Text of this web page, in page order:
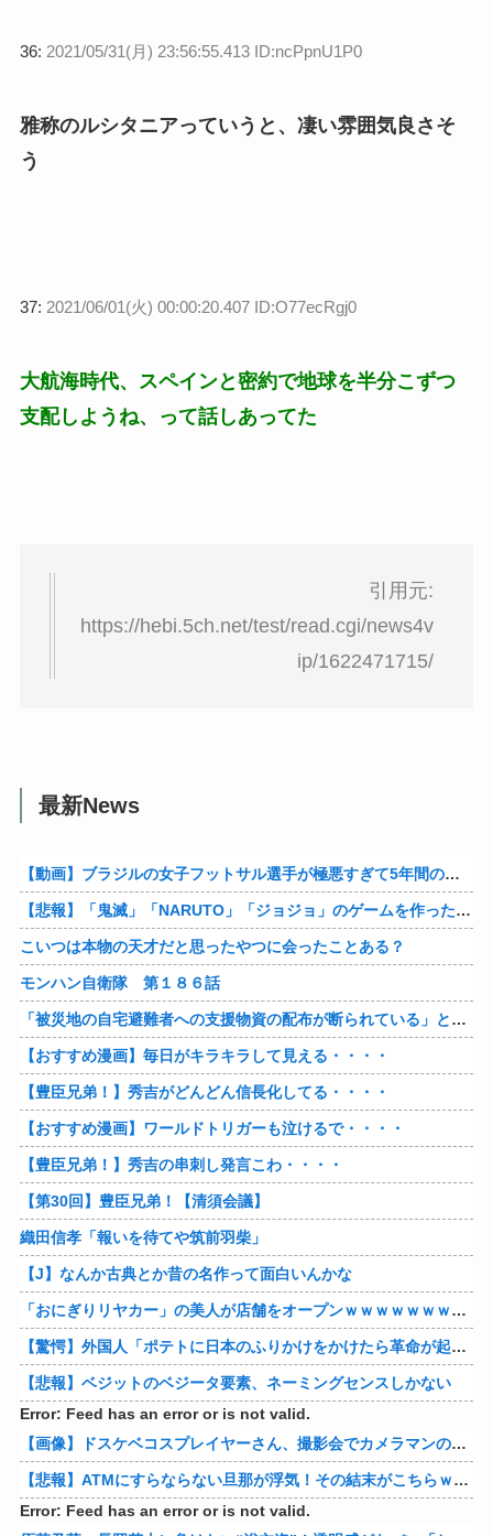
36: 2021/05/31(月) 23:56:55.413 ID:ncPpnU1P0
雅称のルシタニアっていうと、凄い雰囲気良さそ
う
37: 2021/06/01(火) 00:00:20.407 ID:O77ecRgj0
大航海時代、スペインと密約で地球を半分こずつ
支配しようね、って話しあってた
引用元:
https://hebi.5ch.net/test/read.cgi/news4v
ip/1622471715/
最新News
【動画】ブラジルの女子フットサル選手が極悪すぎて5年間の出場停止処分に。
【悲報】「鬼滅」「NARUTO」「ジョジョ」のゲームを作った会社の取締役、ジャンプ垢にブロックされてしまうｗｗｗｗ
こいつは本物の天才だと思ったやつに会ったことある？
モンハン自衛隊 第１８６話
「被災地の自宅避難者への支援物資の配布が断られている」とあっち系が猛批判、『至れり尽くせり』の実態はこれだ！と訴えており……
【おすすめ漫画】毎日がキラキラして見える・・・・
【豊臣兄弟！】秀吉がどんどん信長化してる・・・・
【おすすめ漫画】ワールドトリガーも泣けるで・・・・
【豊臣兄弟！】秀吉の串刺し発言こわ・・・・
【第30回】豊臣兄弟！【清須会議】
織田信孝「報いを待てや筑前羽柴」
【J】なんか古典とか昔の名作って面白いんかな
「おにぎりリヤカー」の美人が店舗をオープンｗｗｗｗｗｗｗｗｗｗｗｗ
【驚愕】外国人「ポテトに日本のふりかけをかけたら革命が起きた」→世界中で中毒者が続出w
【悲報】ベジットのベジータ要素、ネーミングセンスしかない
Error: Feed has an error or is not valid.
【画像】ドスケベコスプレイヤーさん、撮影会でカメラマンのエッチな要求に答え過ぎてしまうww
【悲報】ATMにすらならない旦那が浮気！その結末がこちらｗｗｗｗ 他
Error: Feed has an error or is not valid.